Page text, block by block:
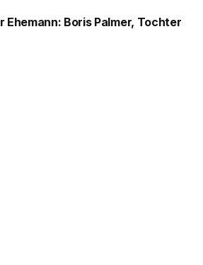
Ehemann: Boris Palmer, Tochter